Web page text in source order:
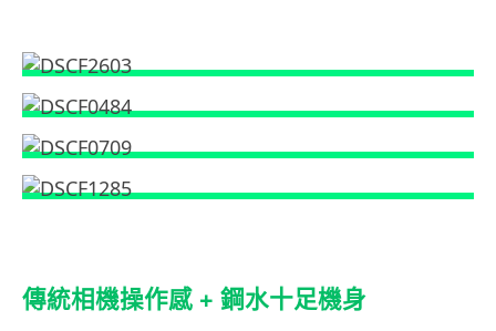
傳統相機操作感 + 鋼水十足機身